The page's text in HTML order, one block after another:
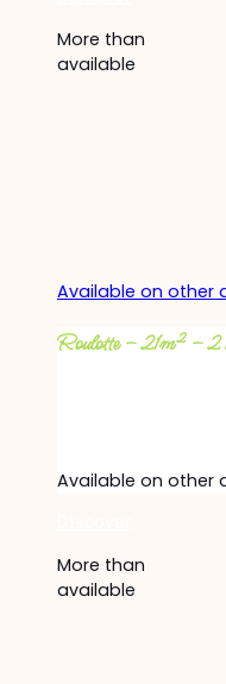
More than
available
Available on other
Roulotte – 21m² – 2
Available on other
More than
available